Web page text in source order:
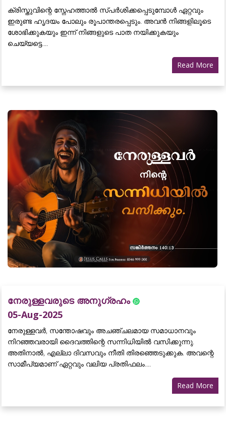
ക്രിസ്തുവിന്റെ സ്നേഹത്താൽ സ്പർശിക്കപ്പെടുമ്പോൾ ഏറ്റവും
ഇരുണ്ട ഹൃദയം പോലും രൂപാന്തരപ്പെടും. അവൻ നിങ്ങളിലൂടെ
ശോഭിക്കുകയും ഇന്ന് നിങ്ങളുടെ പാത നയിക്കുകയും
ചെയ്യട്ടെ....
Read More
നേരുള്ളവരുടെ അനുഗ്രഹം
05-Aug-2025
നേരുള്ളവർ, സന്തോഷവും അചഞ്ചലമായ സമാധാനവും
നിറഞ്ഞവരായി ദൈവത്തിന്റെ സന്നിധിയിൽ വസിക്കുന്നു.
അതിനാൽ, എല്ലാ ദിവസവും നീതി തിരഞ്ഞെടുക്കുക. അവന്റെ
സാമീപ്യമാണ് ഏറ്റവും വലിയ പ്രതിഫലം....
Read More